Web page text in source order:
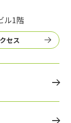
ル1階
セス